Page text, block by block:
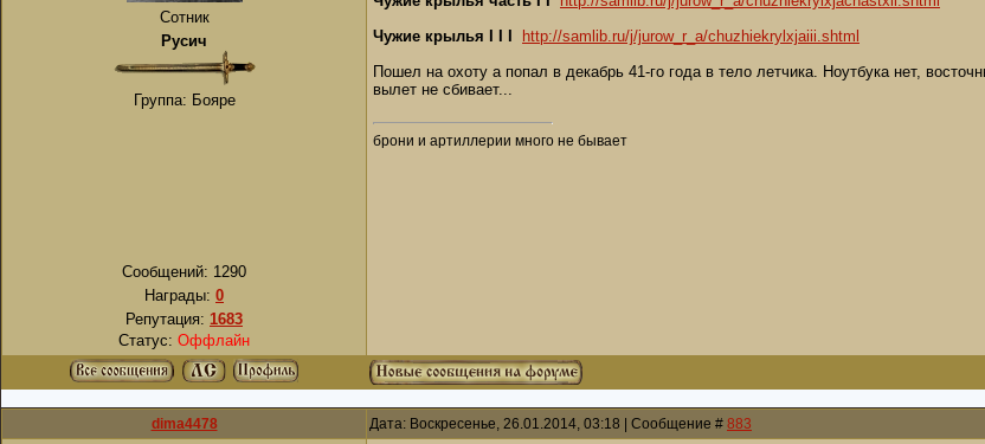
Сотник
Русич
Группа: Бояре
Сообщений: 1290
Награды: 0
Репутация: 1683
Статус: Оффлайн
Чужие крылья I I I
http://samlib.ru/j/jurow_r_a/chuzhiekrylxjaiii.shtml
Пошел на охоту а попал в декабрь 41-го года в тело летчика. Ноутбука нет,
вылет не сбивает...
брони и артиллерии много не бывает
dima4478 Дата: Воскресенье, 26.01.2014, 03:18 | Сообщение # 883